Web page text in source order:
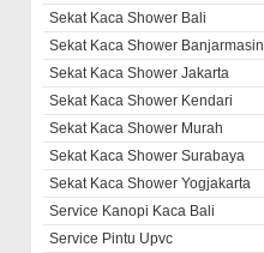
Sekat Kaca Shower Bali
Sekat Kaca Shower Banjarmasin
Sekat Kaca Shower Jakarta
Sekat Kaca Shower Kendari
Sekat Kaca Shower Murah
Sekat Kaca Shower Surabaya
Sekat Kaca Shower Yogjakarta
Service Kanopi Kaca Bali
Service Pintu Upvc